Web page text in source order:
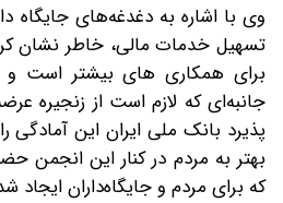
وی با اشاره به دغدغه‌های جایگاه
تسهیل خدمات مالی، خاطر نشان
برای همکاری های بیشتر است
جانبه‌ای که لازم است از زنجیره
پذیرد بانک ملی ایران این آمادگی
بهتر به مردم در کنار این انجمن
که برای مردم و جایگاه‌داران ایجاد